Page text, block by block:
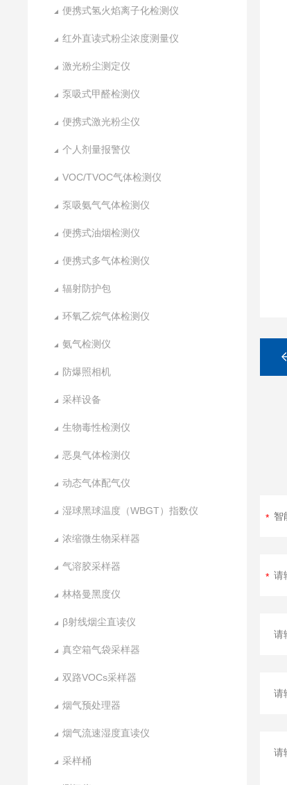
便携式氢火焰离子化检测仪
红外直读式粉尘浓度测量仪
激光粉尘测定仪
泵吸式甲醛检测仪
便携式激光粉尘仪
个人剂量报警仪
VOC/TVOC气体检测仪
泵吸氨气气体检测仪
便携式油烟检测仪
便携式多气体检测仪
辐射防护包
环氧乙烷气体检测仪
氨气检测仪
防爆照相机
采样设备
生物毒性检测仪
恶臭气体检测仪
动态气体配气仪
湿球黑球温度（WBGT）指数仪
浓缩微生物采样器
气溶胶采样器
林格曼黑度仪
β射线烟尘直读仪
真空箱气袋采样器
双路VOCs采样器
烟气预处理器
烟气流速湿度直读仪
采样桶